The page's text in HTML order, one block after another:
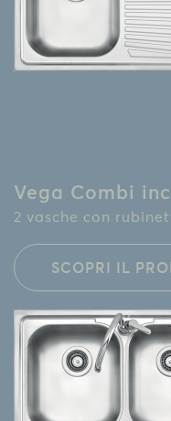
Vega Combi
2 vasche con
SCOPRI IL